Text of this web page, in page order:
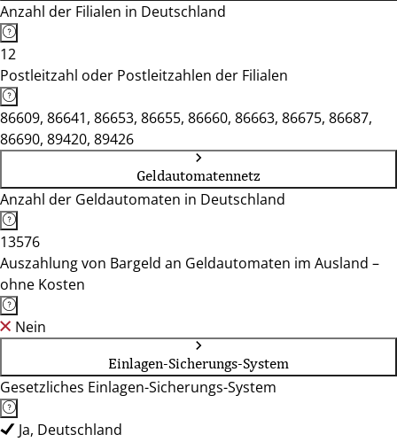
Anzahl der Filialen in Deutschland
12
Postleitzahl oder Postleitzahlen der Filialen
86609, 86641, 86653, 86655, 86660, 86663, 86675, 86687,
86690, 89420, 89426
Geldautomatennetz
Anzahl der Geldautomaten in Deutschland
13576
Auszahlung von Bargeld an Geldautomaten im Ausland –
ohne Kosten
Nein
Einlagen-Sicherungs-System
Gesetzliches Einlagen-Sicherungs-System
Ja, Deutschland